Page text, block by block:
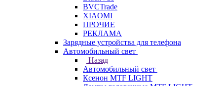
BVCTrade
XIAOMI
ПРОЧИЕ
РЕКЛАМА
Зарядные устройства для телефона
Автомобильный свет
Назад
Автомобильный свет
Ксенон MTF LIGHT